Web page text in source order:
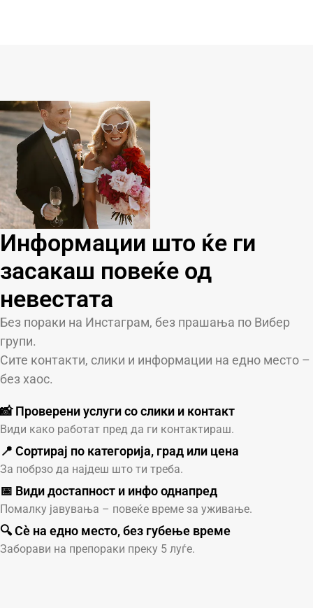
Информации што ќе ги
засакаш повеќе од
невестата
Без пораки на Инстаграм, без прашања по Вибер
групи.
Сите контакти, слики и информации на едно место –
без хаос.
📸 Проверени услуги со слики и контакт
Види како работат пред да ги контактираш.
📍 Сортирај по категорија, град или цена
За побрзо да најдеш што ти треба.
📅 Види достапност и инфо однапред
Помалку јавувања – повеќе време за уживање.
🔍 Сè на едно место, без губење време
Заборави на препораки преку 5 луѓе.